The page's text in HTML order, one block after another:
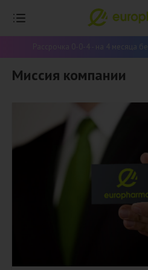
Рассрочка 0-0-4 - на 4 месяца
Миссия компании